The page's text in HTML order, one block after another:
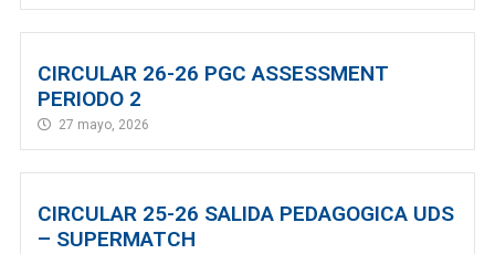
CIRCULAR 26-26 PGC ASSESSMENT
PERIODO 2
27 mayo, 2026
CIRCULAR 25-26 SALIDA PEDAGOGICA UDS
– SUPERMATCH